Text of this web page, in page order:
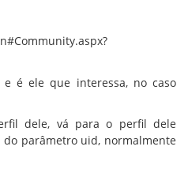
é ele que interessa, no caso
dele, vá para o perfil dele
parâmetro uid, normalmente